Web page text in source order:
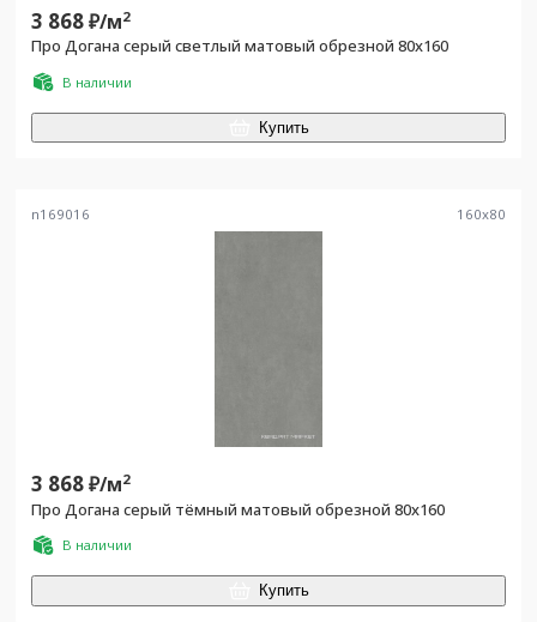
3 868₽/м2
Про Догана серый светлый матовый обрезной 80x160
В наличии
Купить
n169016 160x80
3 868₽/м2
Про Догана серый тёмный матовый обрезной 80x160
В наличии
Купить